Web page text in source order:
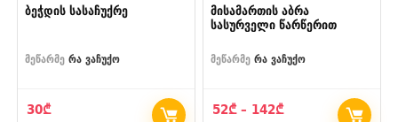
ბეჭდის სასაჩუქრე
მეწარმე რა ვაჩუქო
30₾
მისამართის აბრა
სასურველი წარწერით
მეწარმე რა ვაჩუქო
52₾ – 142₾Price